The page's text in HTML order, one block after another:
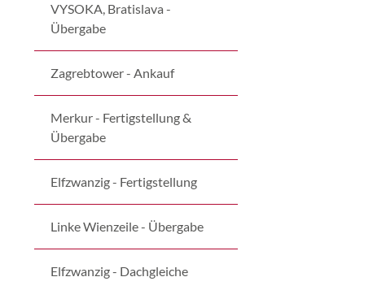
VYSOKA, Bratislava -
Übergabe
Zagrebtower - Ankauf
Merkur - Fertigstellung &
Übergabe
Elfzwanzig - Fertigstellung
Linke Wienzeile - Übergabe
Elfzwanzig - Dachgleiche